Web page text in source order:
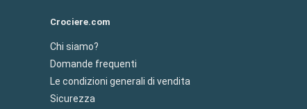
Crociere.com
Chi siamo?
Domande frequenti
Le condizioni generali di vendita
Sicurezza